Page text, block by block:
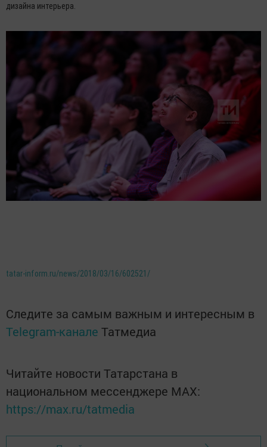
дизайна интерьера.
tatar-inform.ru/news/2018/03/16/602521/
Следите за самым важным и интересным в
Telegram-канале Татмедиа
Читайте новости Татарстана в
национальном мессенджере MАХ:
https://max.ru/tatmedia